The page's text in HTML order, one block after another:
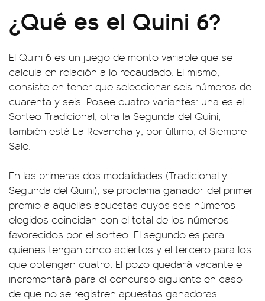
¿Qué es el Quini 6?
El Quini 6 es un juego de monto variable que se
calcula en relación a lo recaudado. El mismo,
consiste en tener que seleccionar seis números de
cuarenta y seis. Posee cuatro variantes: una es el
Sorteo Tradicional, otra la Segunda del Quini,
también está La Revancha y, por último, el Siempre
Sale.
En las primeras dos modalidades (Tradicional y
Segunda del Quini), se proclama ganador del primer
premio a aquellas apuestas cuyos seis números
elegidos coincidan con el total de los números
favorecidos por el sorteo. El segundo es para
quienes tengan cinco aciertos y el tercero para los
que obtengan cuatro. El pozo quedará vacante e
incrementará para el concurso siguiente en caso
de que no se registren apuestas ganadoras.